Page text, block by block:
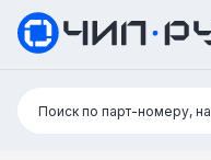
Поиск:
Поиск по парт-номеру,